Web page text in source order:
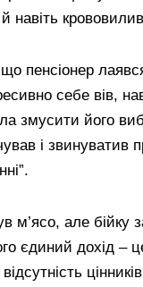
навіть
пенсіонер
себе вів,
змусити його
і звинуватив
м’ясо, але бійку
єдиний дохід –